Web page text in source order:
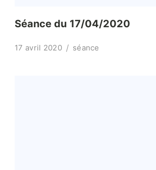
Séance du 17/04/2020
17 avril 2020 séance